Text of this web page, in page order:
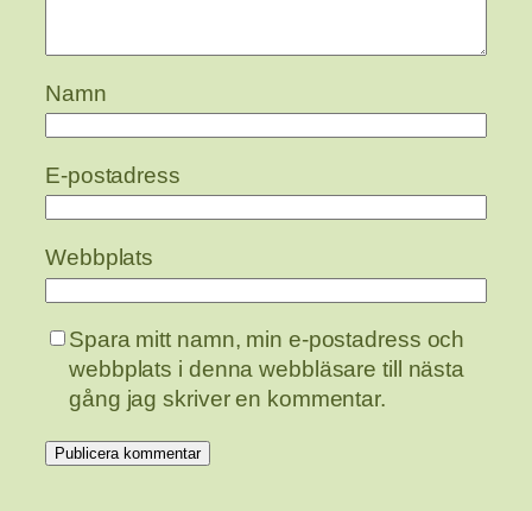
Namn
E-postadress
Webbplats
Spara mitt namn, min e-postadress och
webbplats i denna webbläsare till nästa
gång jag skriver en kommentar.